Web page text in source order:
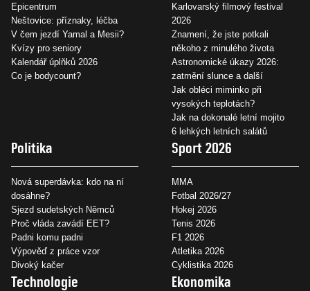
Epicentrum
Neštovice: příznaky, léčba
V čem jezdí Yamal a Mesii?
Kvízy pro seniory
Kalendář úplňků 2026
Co je bodycount?
Karlovarský filmový festival
2026
Znamení, že jste potkali
někoho z minulého života
Astronomické úkazy 2026:
zatmění slunce a další
Jak obléci miminko při
vysokých teplotách?
Jak na dokonalé letní mojito
6 lehkých letních salátů
Politika
Nová superdávka: kdo na ní
dosáhne?
Sjezd sudetských Němců
Proč vláda zavádí EET?
Padni komu padni
Výpověď z práce vzor
Divoký kačer
Sport 2026
MMA
Fotbal 2026/27
Hokej 2026
Tenis 2026
F1 2026
Atletika 2026
Cyklistika 2026
Technologie Ekonomika